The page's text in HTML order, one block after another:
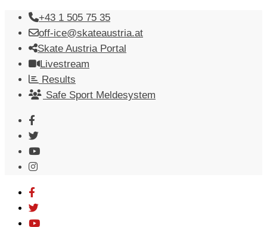
Skip
content
+43 1 505 75 35
off-ice@skateaustria.at
Skate Austria Portal
Livestream
Results
Safe Sport Meldesystem